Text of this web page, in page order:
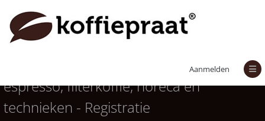
Aanmelden
Koffiepraat.nl forum over koffie,
espresso, filterkoffie, horeca en
technieken - Registratie